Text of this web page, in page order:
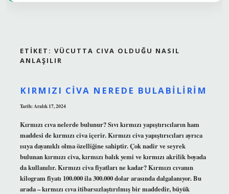
ETIKET: VÜCUTTA CIVA OLDUĞU NASIL
ANLAŞILIR
KIRMIZI CIVA NEREDE BULABILIRIM
Tarih: Aralık 17, 2024
Kırmızı cıva nelerde bulunur? Sıvı kırmızı yapıştırıcıların ham
maddesi de kırmızı civa içerir. Kırmızı civa yapıştırıcıları ayrıca
ısıya dayanıklı olma özelliğine sahiptir. Çok nadir ve seyrek
bulunan kırmızı civa, kırmızı balık yemi ve kırmızı akrilik boyada
da kullanılır. Kırmızı civa fiyatları ne kadar? Kırmızı cıvanın
kilogram fiyatı 100.000 ila 300.000 dolar arasında dalgalanıyor. Bu
arada – kırmızı cıva itibarsızlaştırılmış bir maddedir, büyük